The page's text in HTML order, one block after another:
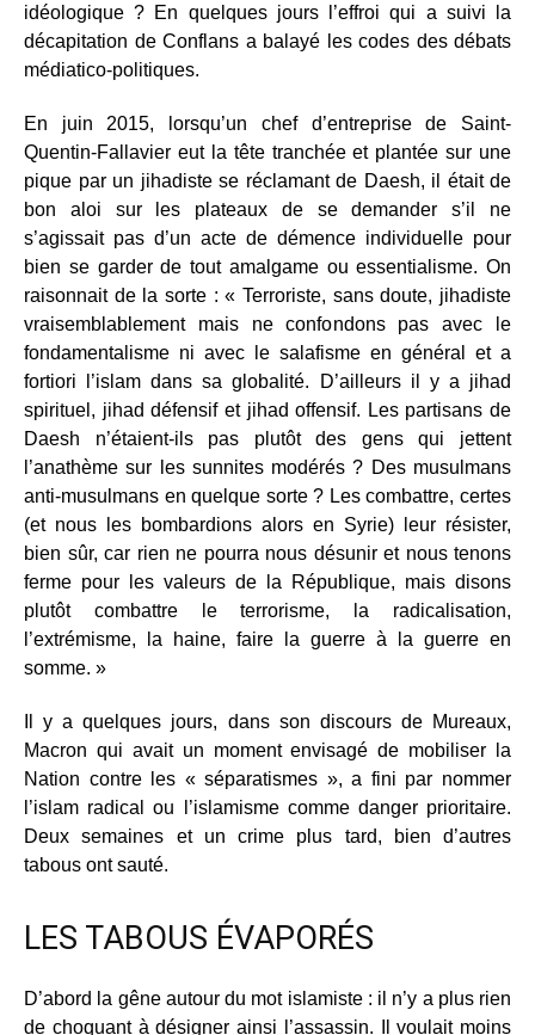
idéologique ? En quelques jours l’effroi qui a suivi la
décapitation de Conflans a balayé les codes des débats
médiatico-politiques.
En juin 2015, lorsqu’un chef d’entreprise de Saint-
Quentin-Fallavier eut la tête tranchée et plantée sur une
pique par un jihadiste se réclamant de Daesh, il était de
bon aloi sur les plateaux de se demander s’il ne
s’agissait pas d’un acte de démence individuelle pour
bien se garder de tout amalgame ou essentialisme. On
raisonnait de la sorte : « Terroriste, sans doute, jihadiste
vraisemblablement mais ne confondons pas avec le
fondamentalisme ni avec le salafisme en général et a
fortiori l’islam dans sa globalité. D’ailleurs il y a jihad
spirituel, jihad défensif et jihad offensif. Les partisans de
Daesh n’étaient-ils pas plutôt des gens qui jettent
l’anathème sur les sunnites modérés ? Des musulmans
anti-musulmans en quelque sorte ? Les combattre, certes
(et nous les bombardions alors en Syrie) leur résister,
bien sûr, car rien ne pourra nous désunir et nous tenons
ferme pour les valeurs de la République, mais disons
plutôt combattre le terrorisme, la radicalisation,
l’extrémisme, la haine, faire la guerre à la guerre en
somme. »
Il y a quelques jours, dans son discours de Mureaux,
Macron qui avait un moment envisagé de mobiliser la
Nation contre les « séparatismes », a fini par nommer
l’islam radical ou l’islamisme comme danger prioritaire.
Deux semaines et un crime plus tard, bien d’autres
tabous ont sauté.
LES TABOUS ÉVAPORÉS
D’abord la gêne autour du mot islamiste : il n’y a plus rien
de choquant à désigner ainsi l’assassin. Il voulait moins